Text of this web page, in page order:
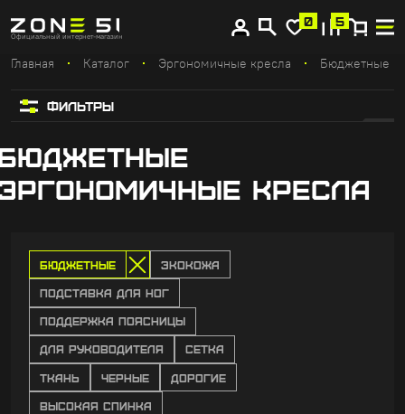
Официальный интернет-магазин
0 5
Купите сейчас, платите потом
Главная Каталог Эргономичные кресла Бюджетные
ФИЛЬТРЫ
КРЕСЛА
ЭКОКОЖА
ПОДСТАВКА ДЛЯ НОГ
ПОДДЕРЖКА ПОЯСНИЦЫ
ДЛЯ РУКОВОДИТЕЛЯ СЕТКА
ТКАНЬ ЧЕРНЫЕ ДОРОГИЕ
БЮДЖЕТНЫЕ
ВЫСОКАЯ СПИНКА